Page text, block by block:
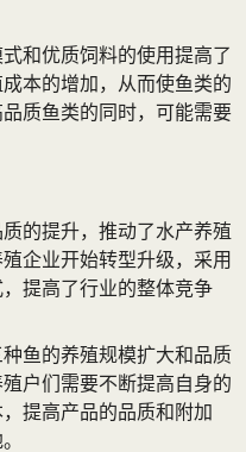
和优质饲料的使用提高了
本的增加，从而使鱼类的
质鱼类的同时，可能需要
的提升，推动了水产养殖
企业开始转型升级，采用
提高了行业的整体竞争
鱼的养殖规模扩大和品质
户们需要不断提高自身的
提高产品的品质和附加